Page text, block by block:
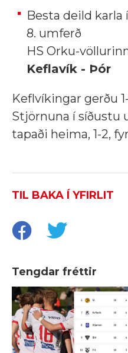
Besta deild
8. umferð
HS Orku-
Keflavík - Þór
Keflvíkingar gerðu
Stjörnuna í síðustu
tapaði heima, 1-2,
TIL BAKA Í YFIRLIT
Tengdar fréttir